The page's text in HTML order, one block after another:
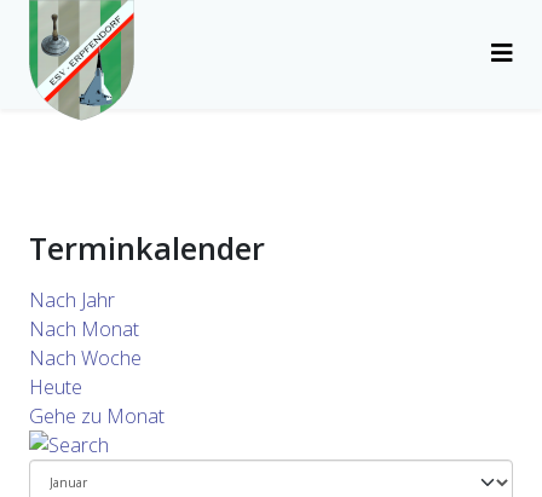
Terminkalender
Nach Jahr
Nach Monat
Nach Woche
Heute
Gehe zu Monat